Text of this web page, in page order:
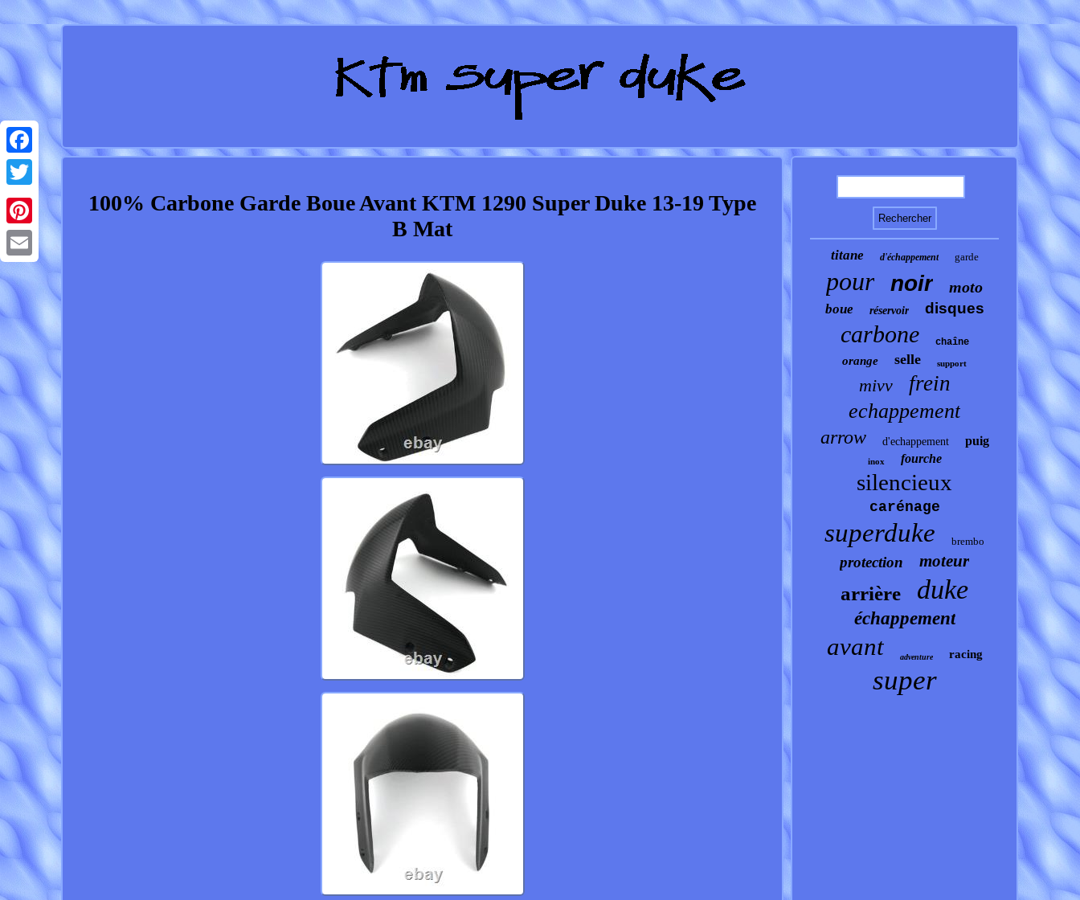
Facebook
Twitter
Pinterest
Email
100% Carbone Garde Boue Avant KTM 1290 Super Duke 13-19 Type
B Mat
titane d'échappement garde
pour noir moto
boue réservoir disques
carbone chaîne
orange selle support
mivv frein
echappement
arrow d'echappement puig
inox fourche
silencieux
carénage
superduke brembo
protection moteur
arrière duke
échappement
avant adventure racing
super